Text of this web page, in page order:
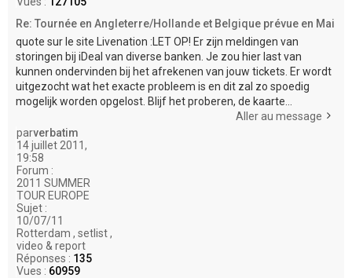
Re: Tournée en Angleterre/Hollande et Belgique prévue en Mai
quote sur le site Livenation :LET OP! Er zijn meldingen van
storingen bij iDeal van diverse banken. Je zou hier last van
kunnen ondervinden bij het afrekenen van jouw tickets. Er wordt
uitgezocht wat het exacte probleem is en dit zal zo spoedig
mogelijk worden opgelost. Blijf het proberen, de kaarte...
Aller au message
parverbatim
14 juillet 2011,
19:58
Forum :
2011 SUMMER
TOUR EUROPE
Sujet :
10/07/11
Rotterdam , setlist ,
video & report
Réponses : 135
Vues : 60959